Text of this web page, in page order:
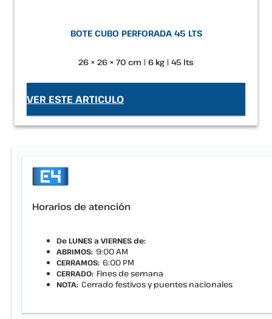
BOTE CUBO PERFORADA 45 LTS
26 × 26 × 70 cm | 6 kg | 45 lts
VER ESTE ARTICULO
Horarios de atención
De LUNES a VIERNES de:
ABRIMOS: 9:00 AM
CERRAMOS: 6:00 PM
CERRADO: Fines de semana
NOTA: Cerrado festivos y puentes nacionales